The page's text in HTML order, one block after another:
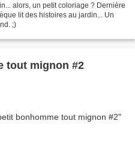
alors, un petit coloriage ? Dernière
lit des histoires au jardin... Un
;)
tout mignon #2